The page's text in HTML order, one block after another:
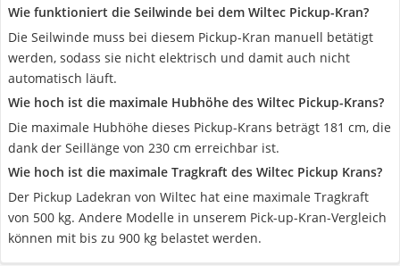
Wie funktioniert die Seilwinde bei dem Wiltec Pickup-Kran?
Die Seilwinde muss bei diesem Pickup-Kran manuell betätigt
werden, sodass sie nicht elektrisch und damit auch nicht
automatisch läuft.
Wie hoch ist die maximale Hubhöhe des Wiltec Pickup-Krans?
Die maximale Hubhöhe dieses Pickup-Krans beträgt 181 cm, die
dank der Seillänge von 230 cm erreichbar ist.
Wie hoch ist die maximale Tragkraft des Wiltec Pickup Krans?
Der Pickup Ladekran von Wiltec hat eine maximale Tragkraft
von 500 kg. Andere Modelle in unserem Pick-up-Kran-Vergleich
können mit bis zu 900 kg belastet werden.